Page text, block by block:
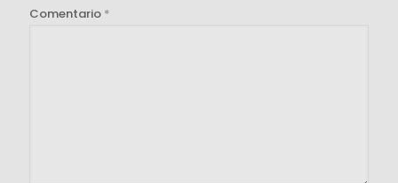
Comentario *